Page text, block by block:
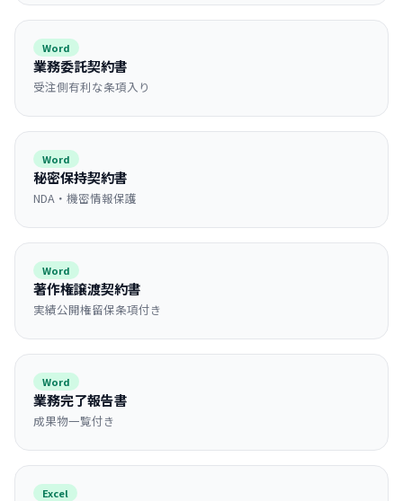
Word
業務委託契約書
受注側有利な条項入り
Word
秘密保持契約書
NDA・機密情報保護
Word
著作権譲渡契約書
実績公開権留保条項付き
Word
業務完了報告書
成果物一覧付き
Excel